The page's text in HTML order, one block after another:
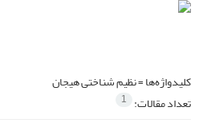
کلیدواژه‌ها =نظیم شناختی هیجان
تعداد مقالات: 1